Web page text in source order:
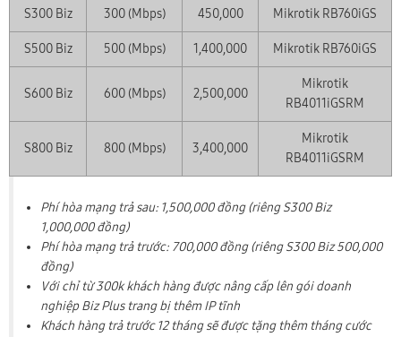
S300 Biz 300 (Mbps) 450,000 Mikrotik RB760iGS
S500 Biz 500 (Mbps) 1,400,000 Mikrotik RB760iGS
S600 Biz 600 (Mbps) 2,500,000
Mikrotik
RB4011iGSRM
S800 Biz 800 (Mbps) 3,400,000
Mikrotik
RB4011iGSRM
Phí hòa mạng trả sau: 1,500,000 đồng (riêng S300 Biz
1,000,000 đồng)
Phí hòa mạng trả trước: 700,000 đồng (riêng S300 Biz 500,000
đồng)
Với chỉ từ 300k khách hàng được nâng cấp lên gói doanh
nghiệp Biz Plus trang bị thêm IP tĩnh
Khách hàng trả trước 12 tháng sẽ được tặng thêm tháng cước